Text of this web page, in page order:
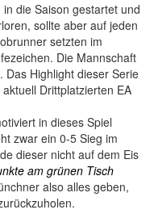
die Saison gestartet und
sollte aber auf jeden
setzten im
Die Mannschaft
Das Highlight dieser Serie
Drittplatzierten EA
in dieses Spiel
zwar ein 0-5 Sieg im
dieser nicht auf dem Eis
am grünen Tisch
also alles geben,